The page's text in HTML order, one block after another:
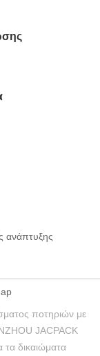
ανάπτυξης
ποτηριών με
JACPACK
δικαιώματα